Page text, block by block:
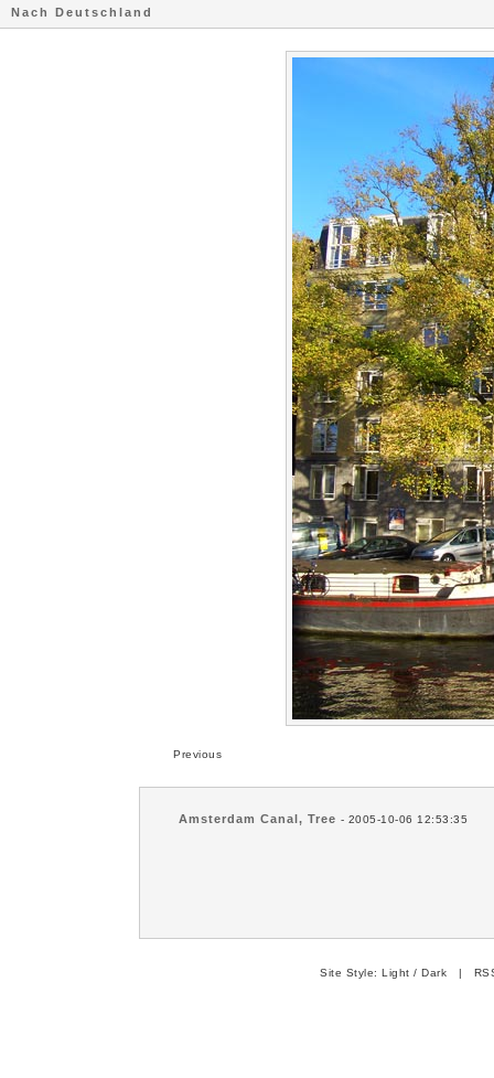
Nach Deutschland
Previous
Amsterdam Canal, Tree - 2005-10-06 12:53:35
Site Style:Light /Dark |